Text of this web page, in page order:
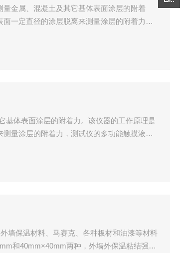
金属、混凝土及其它基体表面涂层的附着
一定直径的涂层脱离来测量涂层的附着力，
定。
基体表面涂层的附着力。该仪器的工作原理是
量涂层的附着力，测试仪的多功能触摸液晶
墙保温材料、马赛克、各种板材和油漆等材料
和40mm×40mm两种，外墙外保温粘结强度